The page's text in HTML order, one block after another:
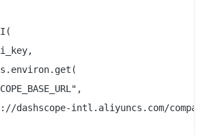
dashscope-intl.aliyuncs.com/